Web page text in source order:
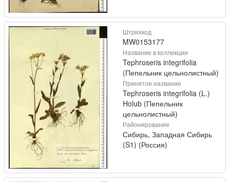
Штрихкод
MW0153177
Название в коллекции
Tephroseris integrifolia
(Пепельник цельнолистный)
Принятое название
Tephroseris integrifolia (L.)
Holub (Пепельник
цельнолистный)
Районирование
Сибирь, Западная Сибирь
(S1) (Россия)